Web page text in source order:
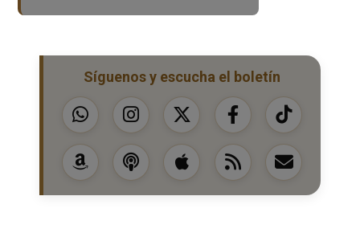
Síguenos y escucha el boletín